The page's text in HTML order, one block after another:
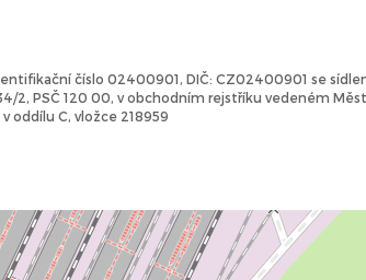
číslo 02400901, DIČ: CZ02400901 se
2, PSČ 120 00, v obchodním rejstříku vedeném
oddílu C, vložce 218959